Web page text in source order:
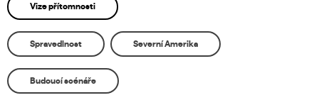
Vize přítomnosti
Spravedlnost Severní Amerika
Budoucí scénáře